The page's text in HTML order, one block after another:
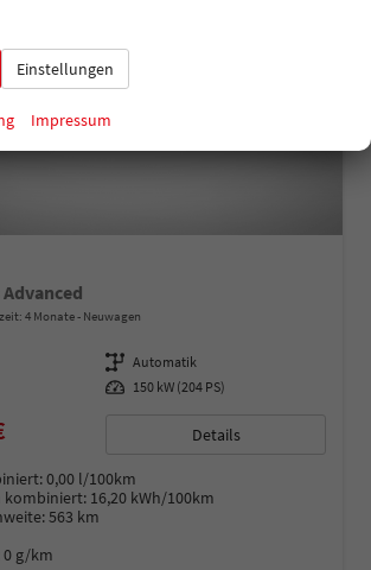
4 Monate Neuwagen
Getriebe Automatik
Leistung 150 kW (204 PS)
Details
0,00 l/100km
kombiniert: 16,20 kWh/100km
563 km
0 g/km
Einstellungen
Impressum